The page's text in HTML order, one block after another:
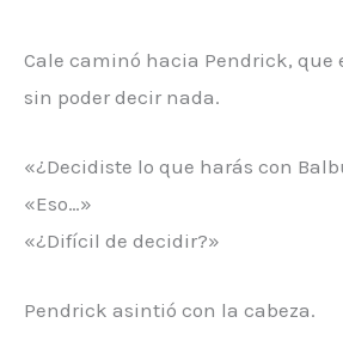
Cale caminó hacia Pendrick, que
sin poder decir nada.
«¿Decidiste lo que harás con
«Eso…»
«¿Difícil de decidir?»
Pendrick asintió con la cabeza.